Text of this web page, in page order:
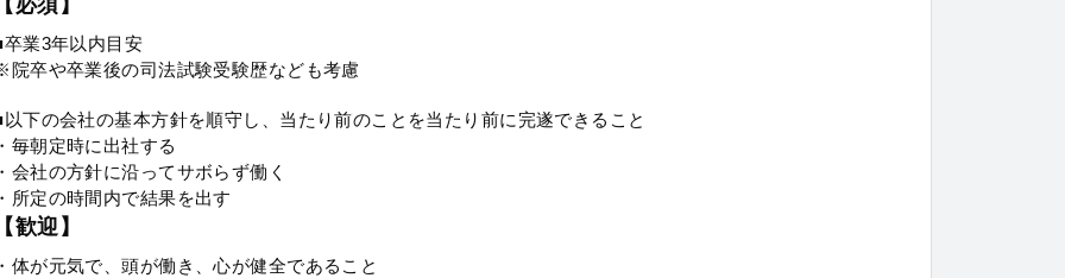
必須】
卒業3年以内目安
院卒や卒業後の司法試験受験歴なども考慮
以下の会社の基本方針を順守し、当たり前のことを当たり前に完遂できること
毎朝定時に出社する
会社の方針に沿ってサボらず働く
所定の時間内で結果を出す
歓迎】
体が元気で、頭が働き、心が健全であること